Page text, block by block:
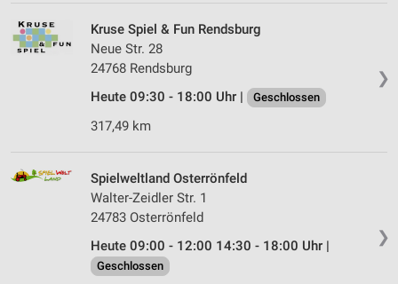
❯
Kruse Spiel & Fun Rendsburg
Neue Str. 28
24768 Rendsburg
Heute 09:30 - 18:00 Uhr |
Geschlossen
317,49 km
❯
Spielweltland Osterrönfeld
Walter-Zeidler Str. 1
24783 Osterrönfeld
Heute 09:00 - 12:00 14:30 - 18:00 Uhr |
Geschlossen